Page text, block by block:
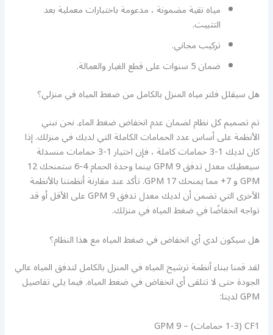
مياه نقية مضمونة ، مدعومة باختبارات معملية بعد
التثبيت.
تركيب مجاني.
ضمان 5 سنوات على قطع الغيار والعمالة.
هل سيقلل فلتر مياه المنزل بالكامل من ضغط المياه في منزلي؟
تم تصميم كل نظام لضمان عدم انخفاض ضغط الماء. نحن نبني
الأنظمة على أساس عدد الحمامات الكاملة التي لديك في منزلك. إذا
كان لديك 1-3 حمامات كاملة ، فإن اختيار 1-3 حمامات منسدلة
سيعطيك معدل تدفق 9 GPM بينما وحدة الحمام 4-6 ستمنحك 12
GPM و 7+ مما يمنحك 17 GPM. تأكد عند مقارنة أنظمتنا بالأنظمة
الأخرى التي تضمن أن لديك معدل تدفق GPM 9 على الأقل أو قد
تواجه انخفاضًا في ضغط المياه في منزلك.
هل سيكون لدي أي انخفاض في ضغط المياه مع هذا النظام؟
لقد قمنا ببناء أنظمة ترشيح المياه في المنزل بالكامل لتدفق المياه عالي
الجودة حتى لا تتلقى أي انخفاض في ضغط المياه. فيما يلي تفاصيل
GPM لدينا:
CF1 (1-3 حمامات) – 9 GPM